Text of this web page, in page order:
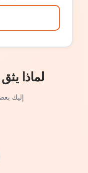
لماذا
إليك